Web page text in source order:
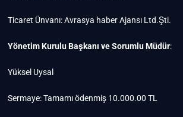
Ticaret Ünvanı: Avrasya haber Ajansı Ltd.Şti.
Yönetim Kurulu Başkanı ve Sorumlu Müdür:
Yüksel Uysal
Sermaye: Tamamı ödenmiş 10.000.00 TL